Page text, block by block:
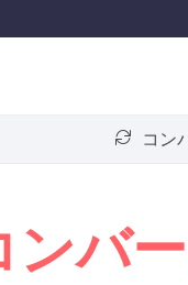
コン
バ